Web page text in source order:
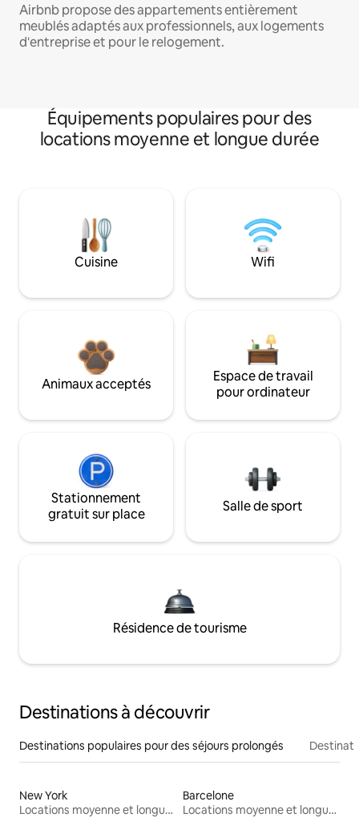
Airbnb propose des appartements entièrement
meublés adaptés aux professionnels, aux logements
d'entreprise et pour le relogement.
Équipements populaires pour des
locations moyenne et longue durée
Cuisine Wifi
Animaux acceptés
Espace de travail
pour ordinateur
Stationnement
gratuit sur place
Salle de sport
Résidence de tourisme
Destinations à découvrir
Destinations populaires pour des séjours prolongés
New York
Locations moyenne et longue durée
Barcelone
Locations moyenne et longue durée